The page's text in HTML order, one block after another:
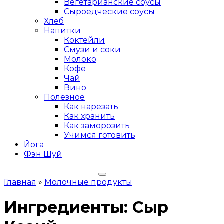
Вегетарианские соусы
Сыроедческие соусы
Хлеб
Напитки
Коктейли
Смузи и соки
Молоко
Кофе
Чай
Вино
Полезное
Как нарезать
Как хранить
Как заморозить
Учимся готовить
Йога
Фэн Шуй
Главная » Молочные продукты
Ингредиенты: Сыр